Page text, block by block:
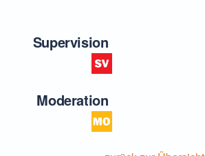
Supervision
Moderation